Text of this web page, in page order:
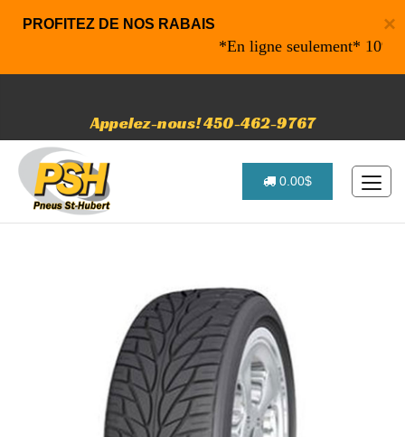
×
PROFITEZ DE NOS RABAIS
*En ligne seulement* 10% de
Appelez-nous! 450-462-9767
0.00$